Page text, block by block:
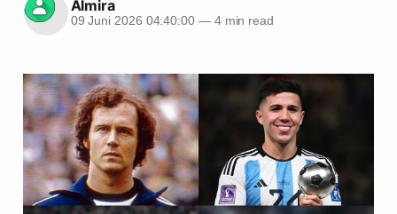
Almira
09 Juni 2026 04:40:00 —4 min read